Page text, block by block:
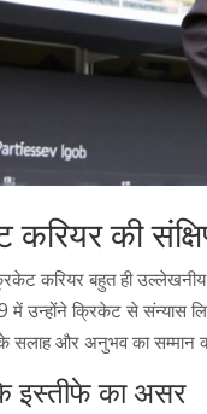
करियर की
करियर बहुत ही
उन्होंने क्रिकेट से संन्यास
सलाह और अनुभव का सम्मान
इस्तीफे का असर